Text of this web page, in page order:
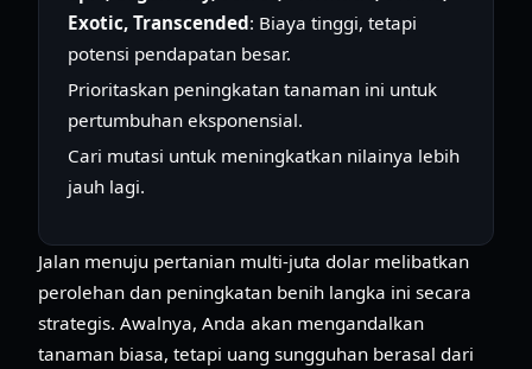
Exotic, Transcended: Biaya tinggi, tetapi
potensi pendapatan besar.
Prioritaskan peningkatan tanaman ini untuk
pertumbuhan eksponensial.
Cari mutasi untuk meningkatkan nilainya lebih
jauh lagi.
Jalan menuju pertanian multi-juta dolar melibatkan
perolehan dan peningkatan benih langka ini secara
strategis. Awalnya, Anda akan mengandalkan
tanaman biasa, tetapi uang sungguhan berasal dari